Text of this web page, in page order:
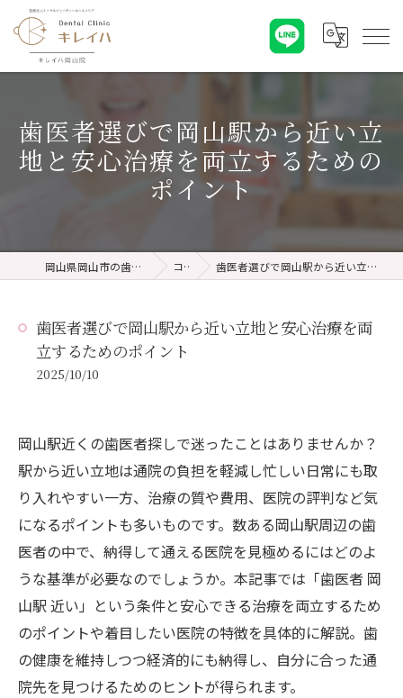
歯医者選びで岡山駅から近い立
地と安心治療を両立するための
ポイント
岡山県岡山市の歯医者ならキレイハ岡山院 コラム 歯医者選びで岡山駅から近い立地と安心治療を両立するためのポイント
歯医者選びで岡山駅から近い立地と安心治療を両
立するためのポイント
2025/10/10
岡山駅近くの歯医者探しで迷ったことはありませんか？
駅から近い立地は通院の負担を軽減し忙しい日常にも取
り入れやすい一方、治療の質や費用、医院の評判など気
になるポイントも多いものです。数ある岡山駅周辺の歯
医者の中で、納得して通える医院を見極めるにはどのよ
うな基準が必要なのでしょうか。本記事では「歯医者 岡
山駅 近い」という条件と安心できる治療を両立するため
のポイントや着目したい医院の特徴を具体的に解説。歯
の健康を維持しつつ経済的にも納得し、自分に合った通
院先を見つけるためのヒントが得られます。